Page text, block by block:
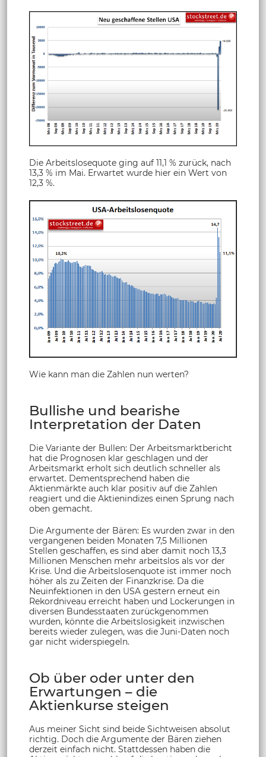
Die Arbeitslosequote ging auf 11,1 % zurück, nach
13,3 % im Mai. Erwartet wurde hier ein Wert von
12,3 %.
Wie kann man die Zahlen nun werten?
Bullishe und bearishe
Interpretation der Daten
Die Variante der Bullen: Der Arbeitsmarktbericht
hat die Prognosen klar geschlagen und der
Arbeitsmarkt erholt sich deutlich schneller als
erwartet. Dementsprechend haben die
Aktienmärkte auch klar positiv auf die Zahlen
reagiert und die Aktienindizes einen Sprung nach
oben gemacht.
Die Argumente der Bären: Es wurden zwar in den
vergangenen beiden Monaten 7,5 Millionen
Stellen geschaffen, es sind aber damit noch 13,3
Millionen Menschen mehr arbeitslos als vor der
Krise. Und die Arbeitslosenquote ist immer noch
höher als zu Zeiten der Finanzkrise. Da die
Neuinfektionen in den USA gestern erneut ein
Rekordniveau erreicht haben und Lockerungen in
diversen Bundesstaaten zurückgenommen
wurden, könnte die Arbeitslosigkeit inzwischen
bereits wieder zulegen, was die Juni-Daten noch
gar nicht widerspiegeln.
Ob über oder unter den
Erwartungen – die
Aktienkurse steigen
Aus meiner Sicht sind beide Sichtweisen absolut
richtig. Doch die Argumente der Bären ziehen
derzeit einfach nicht. Stattdessen haben die